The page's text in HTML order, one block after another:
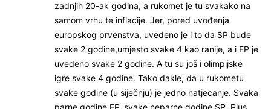
zadnjih 20-ak godina, a rukomet je tu svakako na
samom vrhu te inflacije. Jer, pored uvođenja
europskog prvenstva, uvedeno je i to da SP bude
svake 2 godine,umjesto svake 4 kao ranije, a i EP je
uvedeno svake 2 godine. A tu su još i olimpijske
igre svake 4 godine. Tako dakle, da u rukometu
svake godine (u siječnju) je jedno natjecanje. Svaka